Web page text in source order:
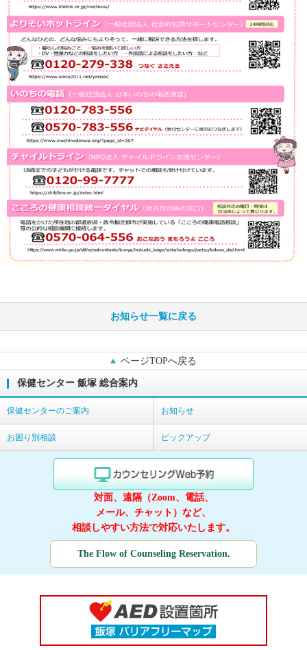
お知らせ一覧に戻る
ページTOPへ戻る
保健センター 飯塚 総合案内
保健センターのご案内 お知らせ
お困り別相談 ピックアップ
対面、遠隔（Zoom、電話、
メール、チャット）など、
相談しやすい方法で対応いたします。
The Flow of Counseling Reservation.